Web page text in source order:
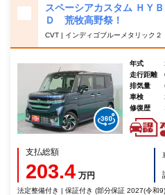
スペーシアカスタム Ｈ
Ｄ 荒牧高野祭！
CVT | インディゴブルーメタリック
年式
走行距離
排気量
車検
修復歴
支払総額
203.4 万円
法定整備付き | 保証付き (部分保証 2027(令和